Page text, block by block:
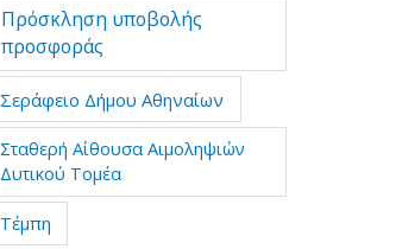
Πρόσκληση υποβολής
προσφοράς
Σεράφειο Δήμου Αθηναίων
Σταθερή Αίθουσα Αιμοληψιών
Δυτικού Τομέα
Τέμπη